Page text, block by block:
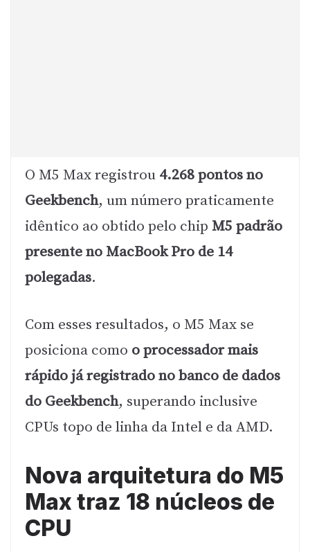
O M5 Max registrou 4.268 pontos no
Geekbench, um número praticamente
idêntico ao obtido pelo chip M5 padrão
presente no MacBook Pro de 14
polegadas.
Com esses resultados, o M5 Max se
posiciona como o processador mais
rápido já registrado no banco de dados
do Geekbench, superando inclusive
CPUs topo de linha da Intel e da AMD.
Nova arquitetura do M5
Max traz 18 núcleos de
CPU